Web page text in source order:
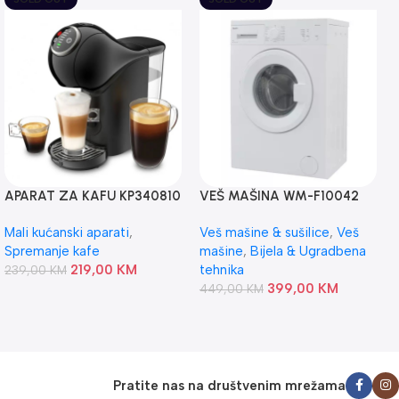
APARAT ZA KAFU KP340810
Mali kućanski aparati,
Spremanje kafe
239,00KM 219,00 KM
VEŠ MAŠINA WM-F10042
Veš mašine & sušilice, Veš
mašine, Bijela & Ugradbena
tehnika
449,00KM 399,00 KM
Pratite nas na društvenim mrežama